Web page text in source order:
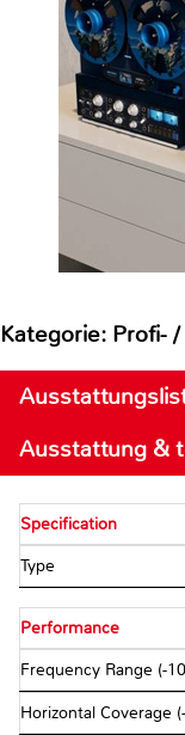
Kategorie: Profi-
Ausstattung &
Specification
Type
Performance
Frequency Range (-
Horizontal Coverage